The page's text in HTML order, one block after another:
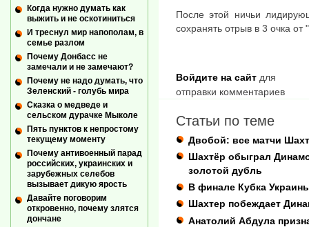
После этой ничьи
сохранять отрыв в 3 очка от
Войдите на сайт для
отправки комментариев
Статьи по теме
Двобой: все матчи
Шахтёр обыграл
золотой дубль
В финале Кубка
Шахтер побеждает
Анатолий Абдула
Когда нужно думать как
выжить и не оскотиниться
И треснул мир напополам, в
семье разлом
Почему Донбасс не
замечали и не замечают?
Почему не надо думать, что
Зеленский - голубь мира
Сказка о медведе и
сельском дурачке Мыколе
Пять пунктов к непростому
текущему моменту
Почему антивоенный парад
российских, украинских и
зарубежных селебов
вызывает дикую ярость
Давайте поговорим
откровенно, почему злятся
дончане